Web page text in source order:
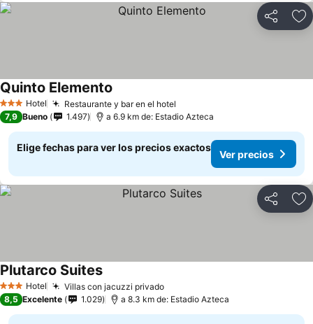
Compartir
3 Estrellas
Hotel Restaurante y bar en el hotel
Quinto Elemento
7,9 Bueno 1.497 a 6.9 km de: Estadio Azteca
Elige fechas para ver los precios exactos
Ver precios
Compartir
3 Estrellas
Hotel Villas con jacuzzi privadoVer precios
Plutarco SuitesVer precios
8,5 Excelente 1.029 a 8.3 km de: Estadio Azteca